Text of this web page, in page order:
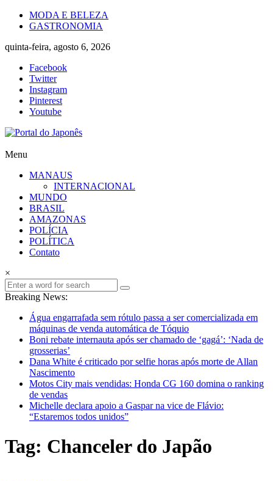
Skip
MODA E BELEZA
GASTRONOMIA
quinta-feira, agosto 6, 2026
Facebook
Twitter
Instagram
Pinterest
Youtube
Portal
Japonês
Japão
mais
perto
Menu
MANAUS
INTERNACIONAL
MUNDO
BRASIL
AMAZONAS
POLÍCIA
POLÍTICA
Contato
×
Breaking News:
Água engarrafada sem rótulo passa a ser comercializada em
máquinas de venda automática de Tóquio
Boni rebate internauta após ser chamado de ‘gagá’: ‘Nada de
grosserias’
Dana White é criticado por selfie horas após morte de Allan
Nascimento
Motos City mais vendidas: Honda CG 160 domina o ranking
de vendas
Michelle declara apoio a Gaspar na vice de Flávio:
“Estaremos todos unidos”
Tag: Chanceler do Japão